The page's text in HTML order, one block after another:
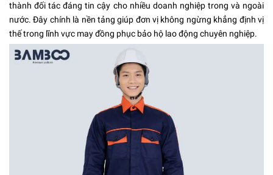
thành đối tác đáng tin cậy cho nhiều doanh nghiệp trong và ngoài
nước. Đây chính là nền tảng giúp đơn vị không ngừng khẳng định vị
thế trong lĩnh vực may đồng phục bảo hộ lao động chuyên nghiệp.